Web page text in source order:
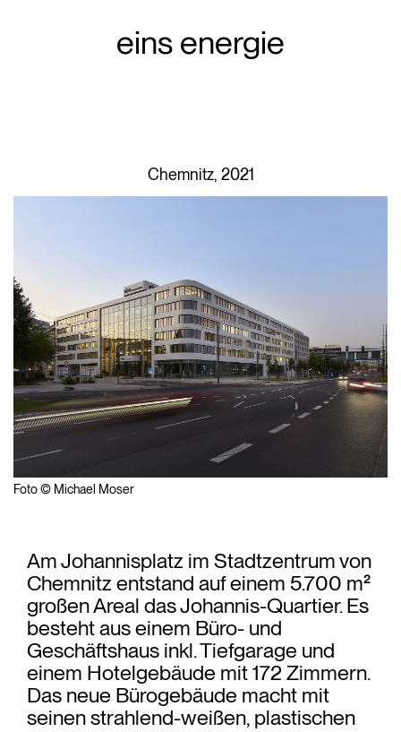
eins energie
Chemnitz, 2021
Foto © Michael Moser
Am Johannisplatz im Stadtzentrum von
Chemnitz entstand auf einem 5.700 m²
großen Areal das Johannis-Quartier. Es
besteht aus einem Büro- und
Geschäftshaus inkl. Tiefgarage und
einem Hotelgebäude mit 172 Zimmern.
Das neue Bürogebäude macht mit
seinen strahlend-weißen, plastischen